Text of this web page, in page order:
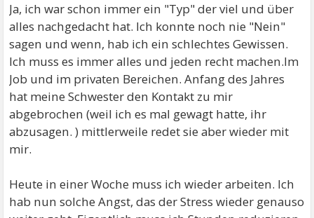
Ja, ich war schon immer ein "Typ" der viel und über
alles nachgedacht hat. Ich konnte noch nie "Nein"
sagen und wenn, hab ich ein schlechtes Gewissen.
Ich muss es immer alles und jeden recht machen.Im
Job und im privaten Bereichen. Anfang des Jahres
hat meine Schwester den Kontakt zu mir
abgebrochen (weil ich es mal gewagt hatte, ihr
abzusagen. ) mittlerweile redet sie aber wieder mit
mir.
Heute in einer Woche muss ich wieder arbeiten. Ich
hab nun solche Angst, das der Stress wieder genauso